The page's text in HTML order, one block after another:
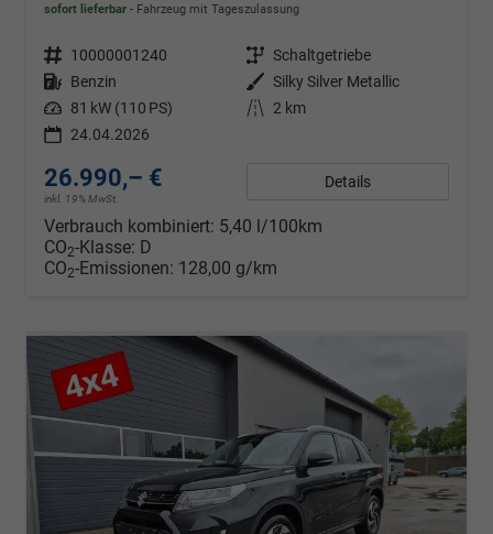
sofort lieferbar Fahrzeug mit Tageszulassung
Fahrzeugnr. 10000001240 Getriebe Schaltgetriebe
Kraftstoff Benzin Außenfarbe Silky Silver Metallic
Leistung 81 kW (110 PS) Kilometerstand
2 km
24.04.2026
26.990,– €
inkl. 19% MwSt.
Details
Verbrauch kombiniert: 5,40 l/100km
CO2-Klasse: D
CO2-Emissionen: 128,00 g/km